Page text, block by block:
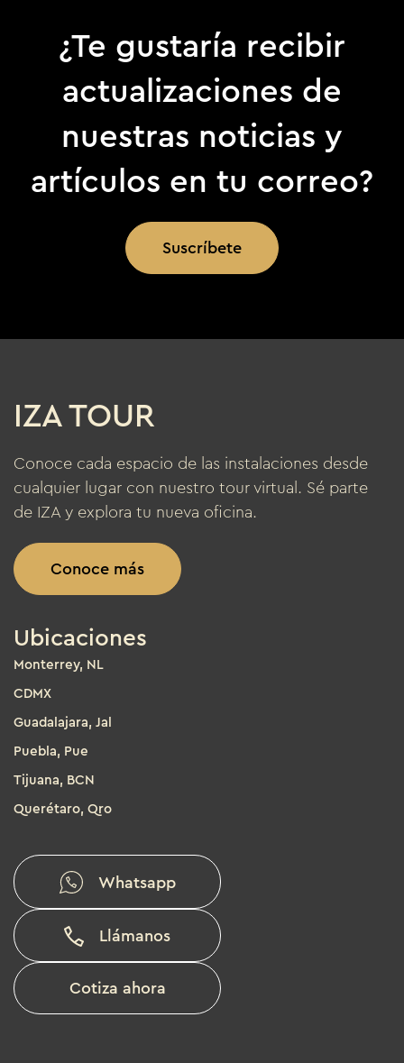
¿Te gustaría recibir
actualizaciones de
nuestras noticias y
artículos en tu correo?
Suscríbete
IZA TOUR
Conoce cada espacio de las instalaciones desde
cualquier lugar con nuestro tour virtual. Sé parte
de IZA y explora tu nueva oficina.
Conoce más
Ubicaciones
Monterrey, NL
CDMX
Guadalajara, Jal
Puebla, Pue
Tijuana, BCN
Querétaro, Qro
Whatsapp
Llámanos
Cotiza ahora